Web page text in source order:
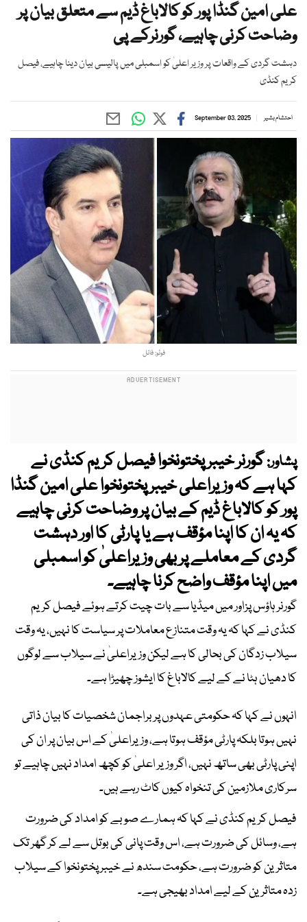
علی امین گنڈا پور کو کالاباغ ڈیم سے متعلق بیان پر
وضاحت کرنی چاہیے، گورنرکے پی
دہشت گردی کے واقعات پر وزیر اعلیٰ کو اسمبلی میں پالیسی بیان دینا چاہیے، فیصل
کریم کنڈی
احتشام بشیر September 03, 2025
فوٹو: فائل
پشاور:گورنر خیبر پختونخوا فیصل کریم کنڈی نے
کہا ہے کہ وزیراعلی خیبر پختونخوا علی امین گنڈا
پور کو کالاباغ ڈیم کے بیان پر وضاحت کرنی چاہیے
کہ یہ ان کا اپنا مؤقف ہے یا پارٹی کا اور دہشت
گردی کے معاملے پر بھی وزیراعلیٰ کو اسمبلی
میں اپنا مؤقف واضح کرنا چاہیے۔
گورنر ہاؤس پزاور میں میڈیا سے بات چیت کرتے ہوئے فیصل کریم
کنڈی نے کہا کہ یہ وقت متنازع معاملات پر سیاست کا نہیں، یہ وقت
سیلاب زدگان کی بحالی کا ہے لیکن وزیراعلیٰ نے سیلاب سے لوگوں
کا دھیان ہٹا نے کے لیے کالاباغ کا ایشوز چھیڑا ہے۔
انہوں نے کہا کہ حکومتی عہدوں پر براجمان شخصیات کا بیان ذاتی
نہیں ہوتا بلکہ پارٹی مؤقف ہوتا ہے، وزیراعلیٰ کے اس بیان پر ان کی
اپنی پارٹی بھی ساتھ نہیں، اگر وزیر اعلیٰ کو کچھ امداد نہیں چاہیے تو
سرکاری ملازمین کی تنخواہ کیوں کاٹ رہے ہیں۔
فیصل کریم کنڈی نے کہا کہ ہمارے صوبے کو امداد کی ضرورت
ہے، وسائل کی ضرورت ہے، اس وقت پانی کی بوتل سے لے کر گھر تک
متاثرین کو ضرورت ہے، حکومت سندھ نے خیبر پختونخوا کے سیلاب
زدہ متاثرین کے لیے امداد بھیجی ہے۔